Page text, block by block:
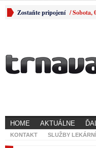
Zostaňte pripojení /Sobota,
HOME AKTUÁLNE
KONTAKT SLUŽBY